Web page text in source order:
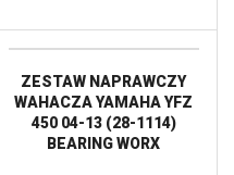
ZESTAW NAPRAWCZY
WAHACZA YAMAHA YFZ
450 04-13 (28-1114)
BEARING WORX